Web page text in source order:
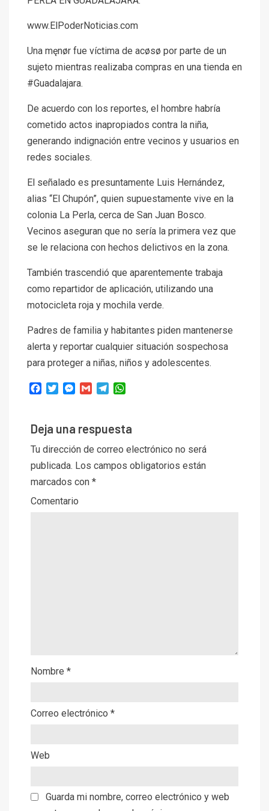
www.ElPoderNoticias.com
Una męnør fue víctima de acøsø por parte de un
sujeto mientras realizaba compras en una tienda en
#Guadalajara.
De acuerdo con los reportes, el hombre habría
cometido actos inapropiados contra la niña,
generando indignación entre vecinos y usuarios en
redes sociales.
El señalado es presuntamente Luis Hernández,
alias “El Chupón”, quien supuestamente vive en la
colonia La Perla, cerca de San Juan Bosco.
Vecinos aseguran que no sería la primera vez que
se le relaciona con hechos delictivos en la zona.
También trascendió que aparentemente trabaja
como repartidor de aplicación, utilizando una
motocicleta roja y mochila verde.
Padres de familia y habitantes piden mantenerse
alerta y reportar cualquier situación sospechosa
para proteger a niñas, niños y adolescentes.
Facebook
TwitterMessenger
Gmail Telegram
Deja una respuesta
Tu dirección de correo electrónico no será
publicada. Los campos obligatorios están
marcados con *
Comentario
Nombre *
Correo electrónico *
Web
Guarda mi nombre, correo electrónico y web